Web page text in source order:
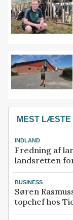
MEST LÆSTE
INDLAND
Fredning af
landsretten
BUSINESS
Søren
topchef hos